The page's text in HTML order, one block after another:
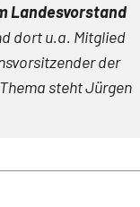
Landesvorstand
dort u.a. Mitglied
der
steht Jürgen